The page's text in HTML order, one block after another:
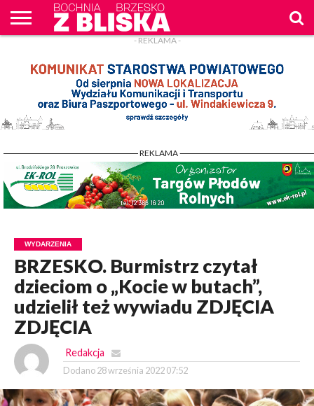
WPROST
REKLAM
- REKLAMA -
- REKLAMA -
WYDARZENIA
BRZESKO. Burmistrz czytał
dzieciom o „Kocie w butach”,
udzielił też wywiadu ZDJĘCIA
ZDJĘCIA
Redakcja
Dodano 28 września 2022 07:52